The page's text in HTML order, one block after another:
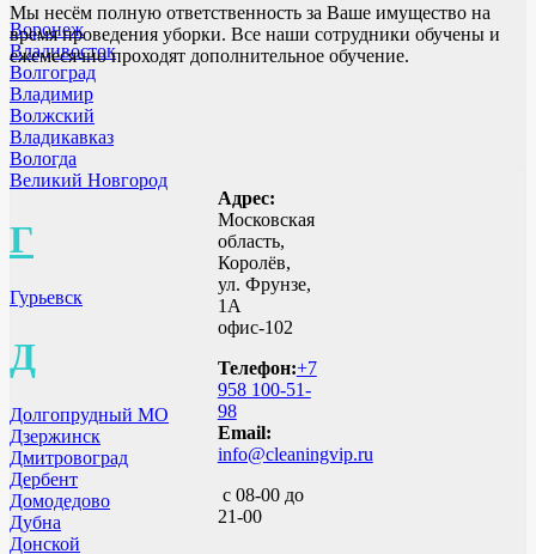
Воронеж
Владивосток
Волгоград
Владимир
Волжский
Владикавказ
Вологда
Великий Новгород
Г
Гурьевск
Д
Долгопрудный МО
Дзержинск
Дмитровоград
Дербент
Домодедово
Дубна
Донской
Мы несём полную ответственность за Ваше имущество на
время проведения уборки. Все наши сотрудники обучены и
ежемесячно проходят дополнительное обучение.
Адрес:
Московская
область,
Королёв,
ул. Фрунзе,
1А
офис-102
Телефон:+7
958 100-51-
98
Email:
info@cleaningvip.ru
с 08-00 до
21-00